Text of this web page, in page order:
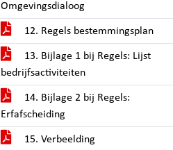
Omgevingsdialoog
12. Regels bestemmingsplan
13. Bijlage 1 bij Regels: Lijst
bedrijfsactiviteiten
14. Bijlage 2 bij Regels:
Erfafscheiding
15. Verbeelding